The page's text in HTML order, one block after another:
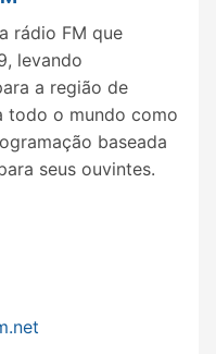
rádio FM que
levando
a região de
todo o mundo como
baseada
seus ouvintes.